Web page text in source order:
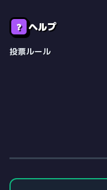
❓ ヘルプ
投票ルール